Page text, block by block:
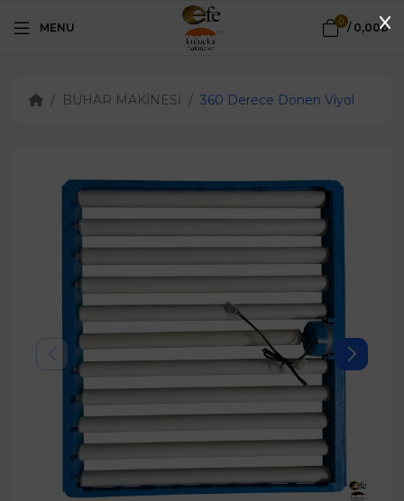
MENU 0 / 0,00₺
BUHAR MAKİNESİ 360 Derece Dönen Viyol